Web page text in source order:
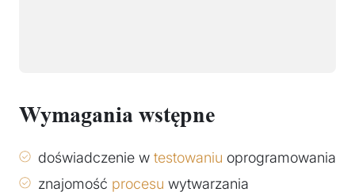
Wymagania wstępne
doświadczenie w testowaniu oprogramowania
znajomość procesu wytwarzania